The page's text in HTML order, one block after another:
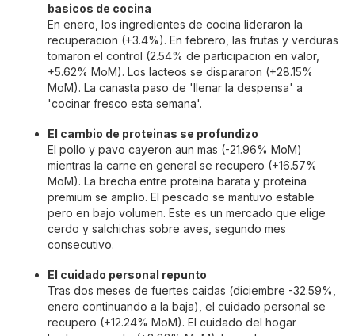
basicos de cocina
En enero, los ingredientes de cocina lideraron la
recuperacion (+3.4%). En febrero, las frutas y verduras
tomaron el control (2.54% de participacion en valor,
+5.62% MoM). Los lacteos se dispararon (+28.15%
MoM). La canasta paso de 'llenar la despensa' a
'cocinar fresco esta semana'.
El cambio de proteinas se profundizo
El pollo y pavo cayeron aun mas (-21.96% MoM)
mientras la carne en general se recupero (+16.57%
MoM). La brecha entre proteina barata y proteina
premium se amplio. El pescado se mantuvo estable
pero en bajo volumen. Este es un mercado que elige
cerdo y salchichas sobre aves, segundo mes
consecutivo.
El cuidado personal repunto
Tras dos meses de fuertes caidas (diciembre -32.59%,
enero continuando a la baja), el cuidado personal se
recupero (+12.24% MoM). El cuidado del hogar